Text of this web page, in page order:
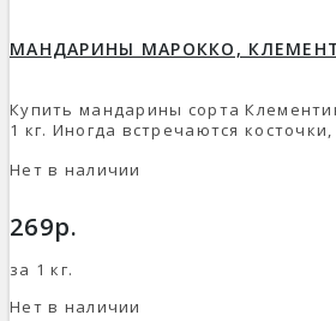
МАНДАРИНЫ МАРОККО,
Купить мандарины сорта
1 кг. Иногда встречаются
Нет в наличии
269р.
за 1 кг.
Нет в наличии